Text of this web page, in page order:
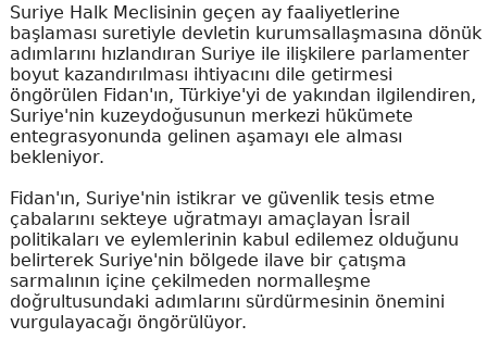
Suriye Halk Meclisinin geçen ay faaliyetlerine
başlaması suretiyle devletin kurumsallaşmasına dönük
adımlarını hızlandıran Suriye ile ilişkilere parlamenter
boyut kazandırılması ihtiyacını dile getirmesi
öngörülen Fidan'ın, Türkiye'yi de yakından ilgilendiren,
Suriye'nin kuzeydoğusunun merkezi hükümete
entegrasyonunda gelinen aşamayı ele alması
bekleniyor.
Fidan'ın, Suriye'nin istikrar ve güvenlik tesis etme
çabalarını sekteye uğratmayı amaçlayan İsrail
politikaları ve eylemlerinin kabul edilemez olduğunu
belirterek Suriye'nin bölgede ilave bir çatışma
sarmalının içine çekilmeden normalleşme
doğrultusundaki adımlarını sürdürmesinin önemini
vurgulayacağı öngörülüyor.